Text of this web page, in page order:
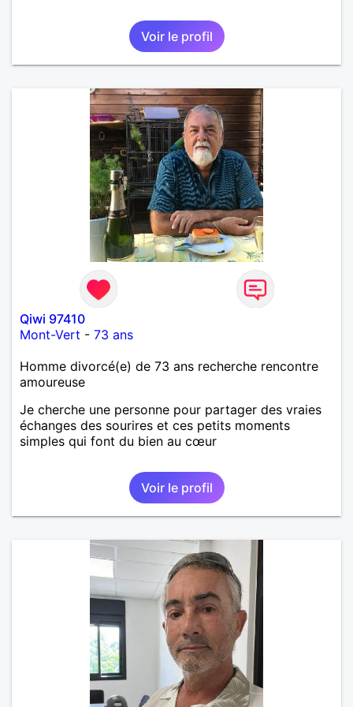
Voir le profil
Qiwi 97410
Mont-Vert - 73 ans
Homme divorcé(e) de 73 ans recherche rencontre
amoureuse
Je cherche une personne pour partager des vraies
échanges des sourires et ces petits moments
simples qui font du bien au cœur
Voir le profil